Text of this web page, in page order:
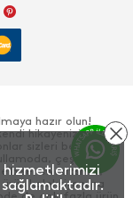
hazır olun!
hikayenizi
sizleri bekliyor!
çeşitli
sweatshirt,
koleksiyonuna
hizmetlerimizi